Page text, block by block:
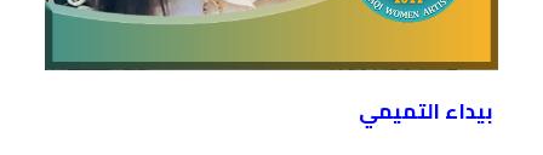
بيداء التميمي